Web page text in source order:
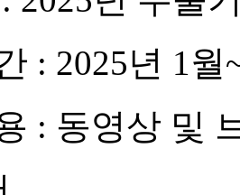
: 2025년 1월
: 동영상 및